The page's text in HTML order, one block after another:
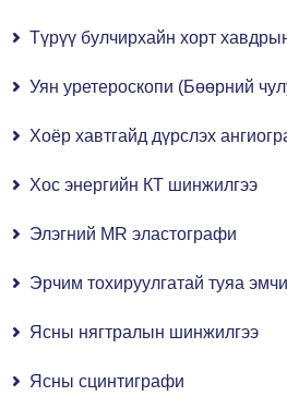
Түрүү булчирхайн хорт
Уян уретероскопи (Бөөрний
Хоёр хавтгайд дүрслэх
Хос энергийн КТ шинжилгээ
Элэгний MR эластографи
Эрчим тохируулгатай туяа
Ясны нягтралын шинжилгээ
Ясны сцинтиграфи